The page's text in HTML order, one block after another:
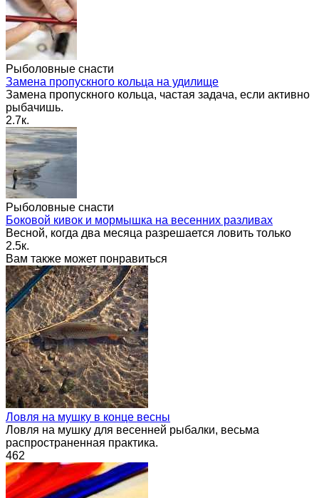
Рыболовные снасти
Замена пропускного кольца на удилище
Замена пропускного кольца, частая задача, если активно
рыбачишь.
2.7к.
Рыболовные снасти
Боковой кивок и мормышка на весенних разливах
Весной, когда два месяца разрешается ловить только
2.5к.
Вам также может понравиться
Ловля на мушку в конце весны
Ловля на мушку для весенней рыбалки, весьма
распространенная практика.
462